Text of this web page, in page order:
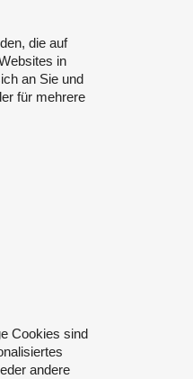
die auf
in
an Sie und
für mehrere
Cookies sind
andere